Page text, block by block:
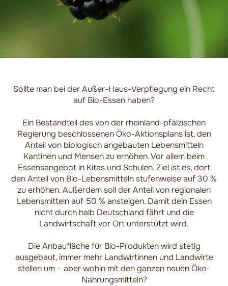
Sollte man bei der Außer-Haus-Verpflegung ein Recht
auf Bio-Essen haben?
Ein Bestandteil des von der rheinland-pfälzischen
Regierung beschlossenen Öko-Aktionsplans ist, den
Anteil von biologisch angebauten Lebensmitteln
Kantinen und Mensen zu erhöhen. Vor allem beim
Essensangebot in Kitas und Schulen. Ziel ist es, dort
den Anteil von Bio-Lebensmitteln stufenweise auf 30 %
zu erhöhen. Außerdem soll der Anteil von regionalen
Lebensmitteln auf 50 % ansteigen. Damit dein Essen
nicht durch halb Deutschland fährt und die
Landwirtschaft vor Ort unterstützt wird.
Die Anbaufläche für Bio-Produkten wird stetig
ausgebaut, immer mehr Landwirtinnen und Landwirte
stellen um – aber wohin mit den ganzen neuen Öko-
Nahrungsmitteln?